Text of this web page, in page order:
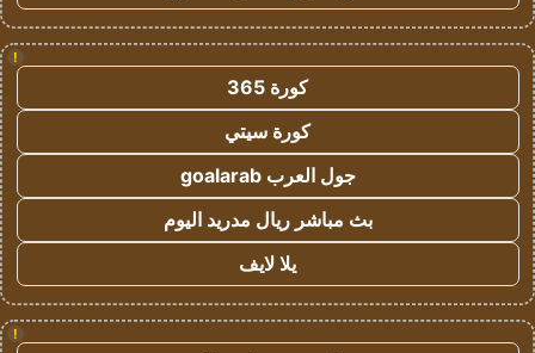
!
كورة 365
كورة سيتي
جول العرب goalarab
بث مباشر ريال مدريد اليوم
يلا لايف
!